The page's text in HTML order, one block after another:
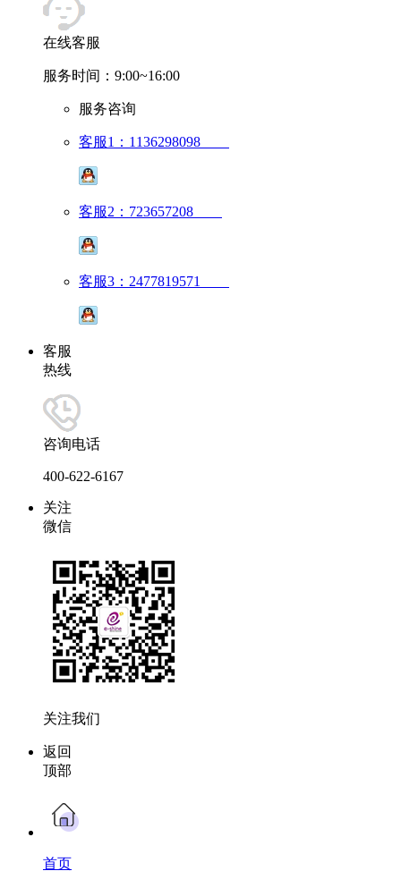
在线客服
服务时间：9:00~16:00
服务咨询
客服1：1136298098
客服2：723657208
客服3：2477819571
客服
热线
咨询电话
400-622-6167
关注
微信
关注我们
返回
顶部
首页